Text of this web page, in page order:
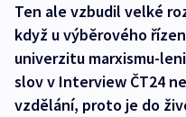
Ten ale vzbudil velké
když u výběrového
univerzitu marxismu-
slov v Interview ČT24
vzdělání, proto je do